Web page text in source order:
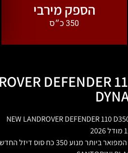
הספק מירבי
350 כ״ס
DEFENDER
NEW LANDROVER DEFENDER 110